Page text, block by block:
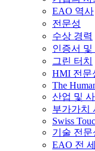
EAO 역사
전문성
수상 경력
인증서 및
그린 터치
HMI 전문
The
산업 및
부가가치
Swiss
기술 전문
EAO 전